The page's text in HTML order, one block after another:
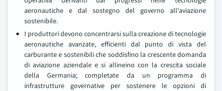
aeronautiche e dal sostegno del governo all'aviazione
sostenibile.
I produttori devono concentrarsi sulla creazione di tecnologie
aeronautiche avanzate, efficienti dal punto di vista del
carburante e sostenibili che soddisfino la crescente domanda
di aviazione aziendale e si allineino con la crescita sociale
della Germania; completate da un programma di
infrastrutture governative per sostenere le opzioni di